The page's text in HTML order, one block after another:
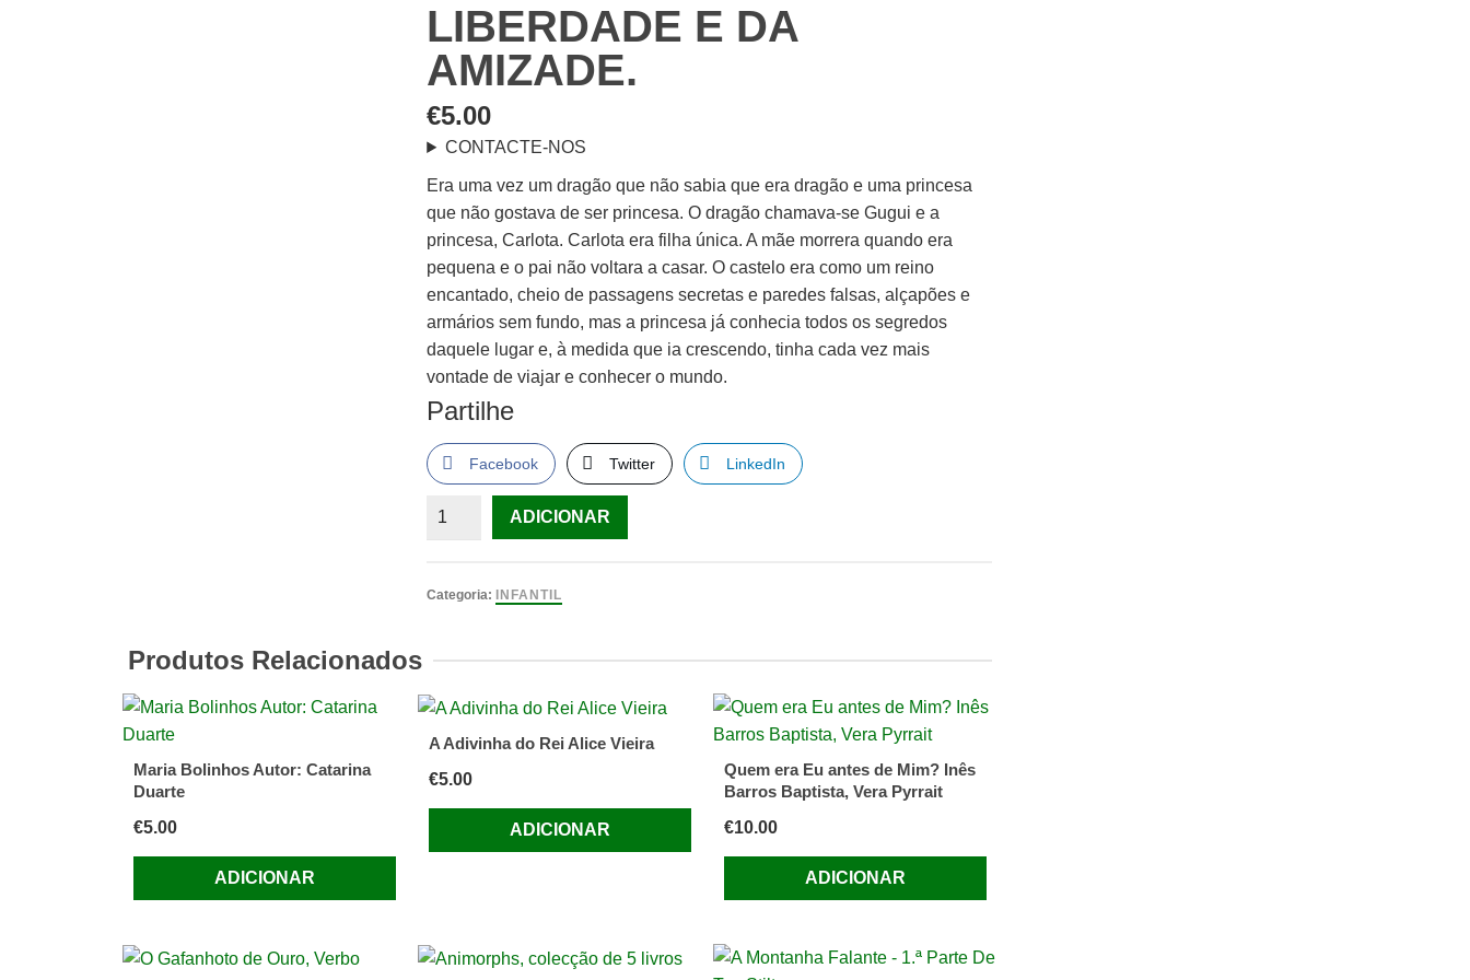
LIBERDADE E DA
AMIZADE.
€5.00
CONTACTE-NOS
Era uma vez um dragão que não sabia que era dragão e uma princesa
que não gostava de ser princesa. O dragão chamava-se Gugui e a
princesa, Carlota. Carlota era filha única. A mãe morrera quando era
pequena e o pai não voltara a casar. O castelo era como um reino
encantado, cheio de passagens secretas e paredes falsas, alçapões e
armários sem fundo, mas a princesa já conhecia todos os segredos
daquele lugar e, à medida que ia crescendo, tinha cada vez mais
vontade de viajar e conhecer o mundo.
Partilhe
Facebook Twitter LinkedIn
Quantidade
o
Um
cheio
de
humor
os
ADICIONAR
Categoria: INFANTIL
Produtos Relacionados
Maria Bolinhos Autor: Catarina
Duarte
€5.00
ADICIONAR
A Adivinha do Rei Alice Vieira
€5.00
ADICIONAR
Quem era Eu antes de Mim? Inês
Barros Baptista, Vera Pyrrait
€10.00
ADICIONAR